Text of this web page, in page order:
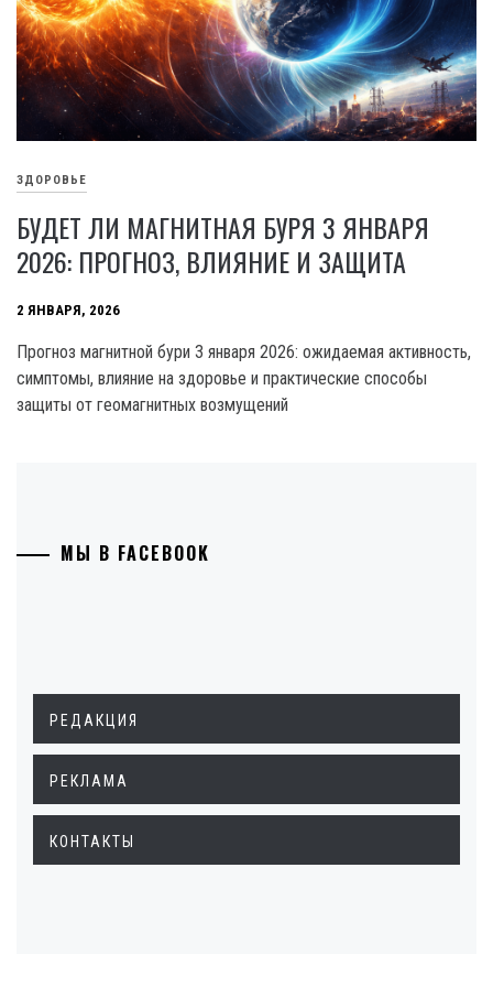
ЗДОРОВЬЕ
БУДЕТ ЛИ МАГНИТНАЯ БУРЯ 3 ЯНВАРЯ
2026: ПРОГНОЗ, ВЛИЯНИЕ И ЗАЩИТА
2 ЯНВАРЯ, 2026
Прогноз магнитной бури 3 января 2026: ожидаемая активность,
симптомы, влияние на здоровье и практические способы
защиты от геомагнитных возмущений
МЫ В FACEBOOK
РЕДАКЦИЯ
РЕКЛАМА
КОНТАКТЫ